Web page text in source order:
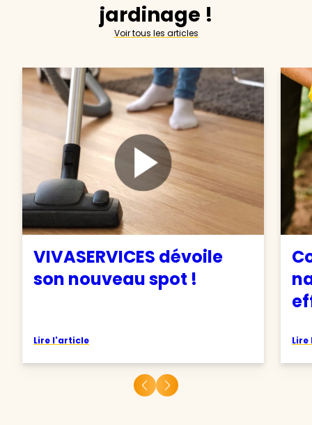
jardinage !
Voir tous les articles
VIVASERVICES dévoile
son nouveau spot !
Lire l'article